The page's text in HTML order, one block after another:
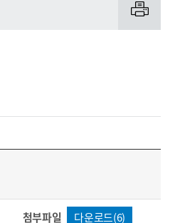
첨부파일 다운로드(6)